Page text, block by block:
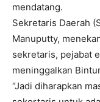
mendatang.
Sekretaris Daerah
Manuputty,
sekretaris, pejabat
meninggalkan
“Jadi diharapkan